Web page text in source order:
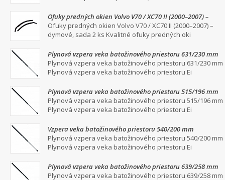
Ofuky predných okien Volvo V70 / XC70 II (2000–2007) –
dymové, sada 2 ks
Ofuky predných okien Volvo V70 / XC70 II (2000–2007) –
dymové, sada 2 ks Kvalitné ofuky predných oki
Plynová vzpera veka batožinového priestoru 631/230 mm
Plynová vzpera veka batožinového priestoru 631/230 mm
Plynová vzpera veka batožinového priestoru Ei
Plynová vzpera veka batožinového priestoru 515/196 mm
Plynová vzpera veka batožinového priestoru 515/196 mm
Plynová vzpera veka batožinového priestoru Ei
Vzpera veka batožinového priestoru 540/200 mm
Plynová vzpera veka batožinového priestoru 540/200 mm
Plynová vzpera veka batožinového priestoru Ei
Plynová vzpera veka batožinového priestoru 639/258 mm
Plynová vzpera veka batožinového priestoru 639/258 mm